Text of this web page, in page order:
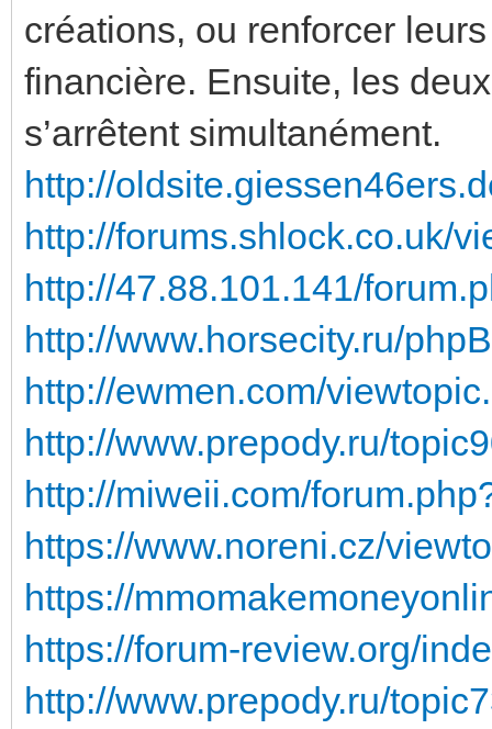
créations, ou renforcer
financière. Ensuite, les
s’arrêtent simultanément.
http://
http://forums.shlock.co.uk/
http://47.88.101.141/
http://www.horsecity.ru/
http://ewmen.com/
http://www.prepody.ru/
http://miweii.com/
https://www.noreni.cz/
https://
https://forum-review.org/
http://www.prepody.ru/